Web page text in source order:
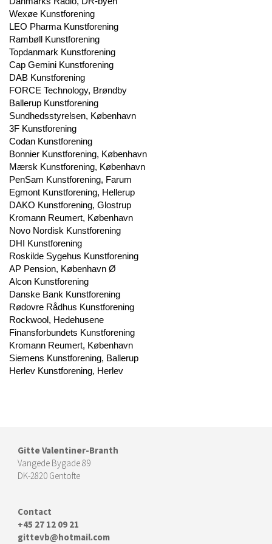
Wexøe Kunstforening
LEO Pharma Kunstforening
Rambøll Kunstforening
Topdanmark Kunstforening
Cap Gemini Kunstforening
DAB Kunstforening
FORCE Technology, Brøndby
Ballerup Kunstforening
Sundhedsstyrelsen, København
3F Kunstforening
Codan Kunstforening
Bonnier Kunstforening, København
Mærsk Kunstforening, København
PenSam Kunstforening, Farum
Egmont Kunstforening, Hellerup
DAKO Kunstforening, Glostrup
Kromann Reumert, København
Novo Nordisk Kunstforening
DHI Kunstforening
Roskilde Sygehus Kunstforening
AP Pension, København Ø
Alcon Kunstforening
Danske Bank Kunstforening
Rødovre Rådhus Kunstforening
Rockwool, Hedehusene
Finansforbundets Kunstforening
Kromann Reumert, København
Siemens Kunstforening, Ballerup
Herlev Kunstforening, Herlev
Gitte Valentiner-Branth
Vangede Bygade 89
DK-2820 Gentofte
Contact
+45 27 12 09 21
gittevb@hotmail.com